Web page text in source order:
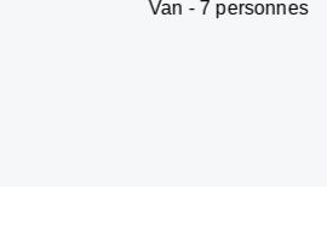
Van - 7 personnes